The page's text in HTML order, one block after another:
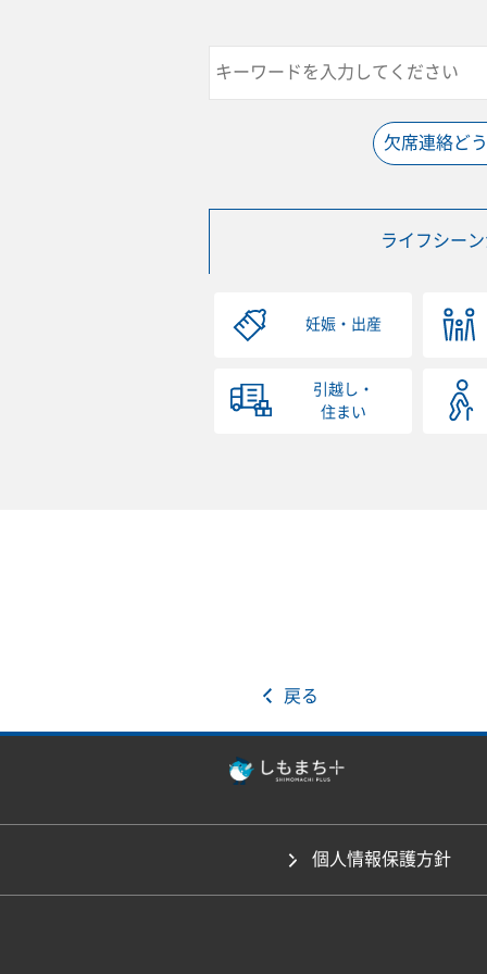
欠席連絡ど
ライフシー
妊娠・出産
引越し・
住まい
戻る
個人情報保護方針